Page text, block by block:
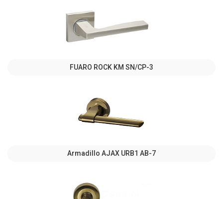
FUARO ROCK KM SN/CP-3
Armadillo AJAX URB1 АВ-7